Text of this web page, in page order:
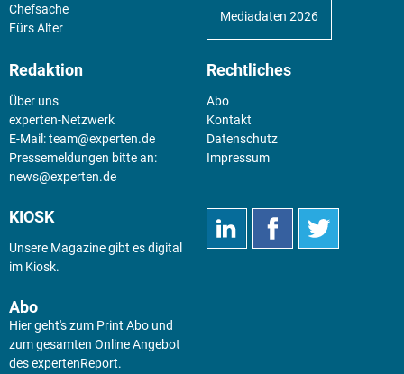
Chefsache
Fürs Alter
Mediadaten 2026
Redaktion
Über uns
experten-Netzwerk
E-Mail:team@experten.de
Pressemeldungen bitte an:
news@experten.de
Rechtliches
Abo
Kontakt
Datenschutz
Impressum
KIOSK
Unsere Magazine gibt es digital
im Kiosk.
Abo
Hier geht's zum Print Abo und
zum gesamten Online Angebot
des expertenReport.